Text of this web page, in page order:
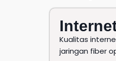
Kualitas
jaringan fiber